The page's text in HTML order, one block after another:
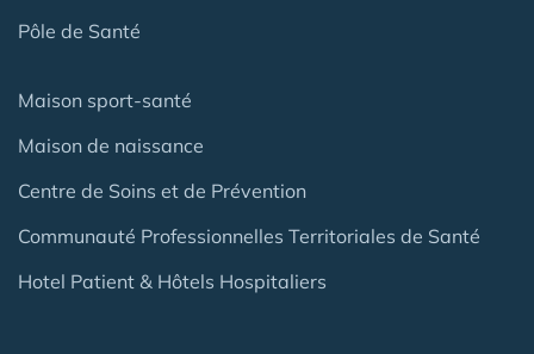
Pôle de Santé
Maison sport-santé
Maison de naissance
Centre de Soins et de Prévention
Communauté Professionnelles Territoriales de Santé
Hotel Patient & Hôtels Hospitaliers